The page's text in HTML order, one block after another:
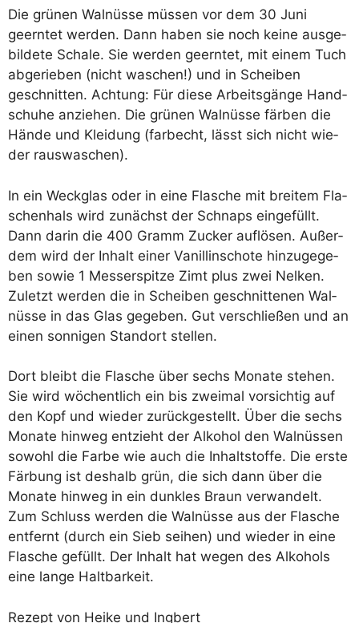
Die grü­nen Wal­nüs­se müs­sen vor dem 30 Juni
geern­tet wer­den. Dann haben sie noch kei­ne aus­ge­
bil­de­te Scha­le. Sie wer­den geern­tet, mit einem Tuch
abge­rie­ben (nicht waschen!) und in Schei­ben
geschnit­ten. Ach­tung: Für die­se Arbeits­gän­ge Hand­
schu­he anzie­hen. Die grü­nen Wal­nüs­se fär­ben die
Hän­de und Klei­dung (farb­echt, lässt sich nicht wie­
der rauswaschen).
In ein Weck­glas oder in eine Fla­sche mit brei­tem Fla­
schen­hals wird zunächst der Schnaps ein­ge­füllt.
Dann dar­in die 400 Gramm Zucker auf­lö­sen. Außer­
dem wird der Inhalt einer Vanil­lin­scho­te hin­zu­ge­ge­
ben sowie 1 Mes­ser­spit­ze Zimt plus zwei Nel­ken.
Zuletzt wer­den die in Schei­ben geschnit­te­nen Wal­
nüs­se in das Glas gege­ben. Gut ver­schlie­ßen und an
einen son­ni­gen Stand­ort stellen.
Dort bleibt die Fla­sche über sechs Mona­te ste­hen.
Sie wird wöchent­lich ein bis zwei­mal vor­sich­tig auf
den Kopf und wie­der zurück­ge­stellt. Über die sechs
Mona­te hin­weg ent­zieht der Alko­hol den Wal­nüs­sen
sowohl die Far­be wie auch die Inhalt­stof­fe. Die ers­te
Fär­bung ist des­halb grün, die sich dann über die
Mona­te hin­weg in ein dunk­les Braun ver­wan­delt.
Zum Schluss wer­den die Wal­nüs­se aus der Fla­sche
ent­fernt (durch ein Sieb sei­hen) und wie­der in eine
Fla­sche gefüllt. Der Inhalt hat wegen des Alko­hols
eine lan­ge Haltbarkeit.
Rezept von Hei­ke und Ingbert